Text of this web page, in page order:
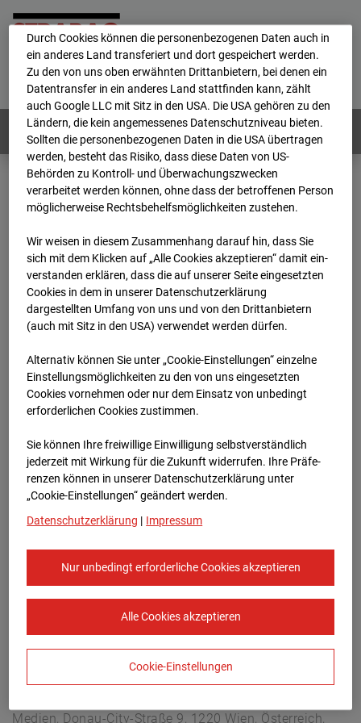
Home E-Mail Impressum
Login
Deutsch / English
Webcams: Alle Länder
Home
Deutschland
BC-170 BV-Ausbau Bonatzbau -Cam4
Archiv
2026
07 08 15:15
BC-170 BV-Ausbau
Bonatzbau -Cam4
Arnulf Klett Platz, 70173 Stuttgart
Zur Übersicht
Europe/Berlin
Medien, Donau-City-Straße 9, 1220 Wien, Österreich,
Durch Cookies können die personenbezogenen Daten auch in
ein anderes Land transferiert und dort gespeichert werden.
Zu den von uns oben erwähnten Drittanbietern, bei denen ein
Datentransfer in ein anderes Land stattfinden kann, zählt
auch Google LLC mit Sitz in den USA. Die USA gehören zu den
Ländern, die kein angemessenes Datenschutzniveau bieten.
Sollten die personenbezogenen Daten in die USA übertragen
werden, besteht das Risiko, dass diese Daten von US-
Behörden zu Kontroll- und Überwachungszwecken
verarbeitet werden können, ohne dass der betroffenen Person
möglicherweise Rechtsbehelfsmöglichkeiten zustehen.
Wir weisen in diesem Zusammenhang darauf hin, dass Sie
sich mit dem Klicken auf „Alle Cookies akzeptieren“ damit ein­
ver­standen erklären, dass die auf unserer Seite eingesetzten
Cookies in dem in unserer Datenschutzerklärung
dargestellten Umfang von uns und von den Drittanbietern
(auch mit Sitz in den USA) verwendet werden dürfen.
Alternativ können Sie unter „Cookie-Einstellungen“ einzelne
Einstellungsmöglichkeiten zu den von uns eingesetzten
Cookies vornehmen oder nur dem Einsatz von unbedingt
erforderlichen Cookies zustimmen.
Sie können Ihre freiwillige Einwilligung selbstverständlich
jederzeit mit Wirkung für die Zukunft widerrufen. Ihre Prä­fe­
renzen können in unserer Datenschutzerklärung unter
„Cookie-Einstellungen“ geändert werden.
Datenschutzerklärung | Impressum
Nur unbedingt erforderliche Cookies akzeptieren
Alle Cookies akzeptieren
Cookie-Einstellungen